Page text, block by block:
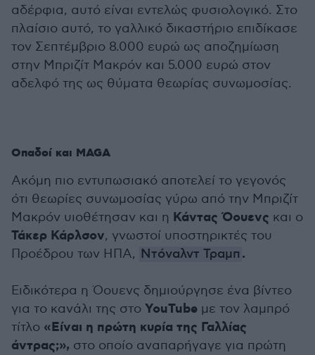
αδέρφια, αυτό είναι εντελώς φυσιολογικό. Στο
πλαίσιο αυτό, το γαλλικό δικαστήριο επιδίκασε
τον Σεπτέμβριο 8.000 ευρώ ως αποζημίωση
στην Μπριζίτ Μακρόν και 5.000 ευρώ στον
αδελφό της ως θύματα θεωρίας συνωμοσίας.
Οπαδοί και MAGA
Ακόμη πιο εντυπωσιακό αποτελεί το γεγονός
ότι θεωρίες συνωμοσίας γύρω από την Μπριζίτ
Μακρόν υιοθέτησαν και η Κάντας Όουενς και ο
Τάκερ Κάρλσον, γνωστοί υποστηρικτές του
Προέδρου των ΗΠΑ, Ντόναλντ Τραμπ .
Ειδικότερα η Όουενς δημιούργησε ένα βίντεο
για το κανάλι της στο YouTube με τον λαμπρό
τίτλο «Είναι η πρώτη κυρία της Γαλλίας
άντρας;», στο οποίο αναπαρήγαγε για πρώτη